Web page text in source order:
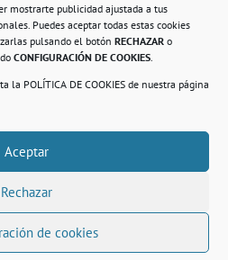
mostrarte publicidad ajustada a tus
Puedes aceptar todas estas cookies
pulsando el botón RECHAZAR o
CONFIGURACIÓN DE COOKIES.
la POLÍTICA DE COOKIES de nuestra página
Aceptar
Rechazar
de cookies
el Centro de Rehabilitación